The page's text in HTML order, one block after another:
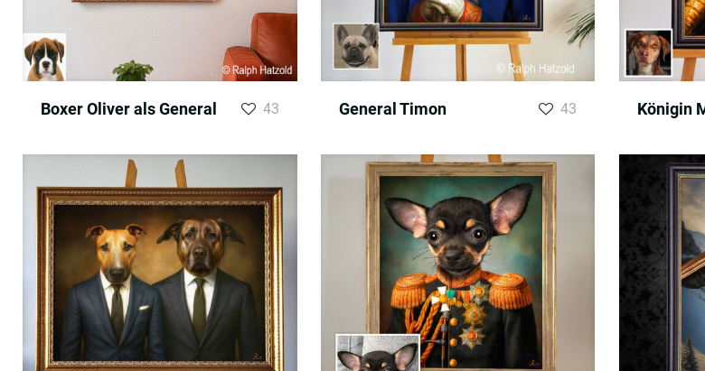
Boxer Oliver als General 43 General Timon 43 Königin